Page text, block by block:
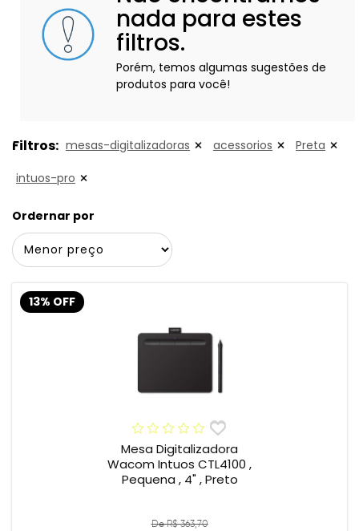
nada para estes
filtros.
Porém, temos algumas sugestões de
produtos para você!
Filtros: mesas-digitalizadoras acessorios Preta
intuos-pro
Ordernar por
13% OFF
Mesa Digitalizadora
Wacom Intuos CTL4100 ,
Pequena , 4" , Preto
De R$ 363,70